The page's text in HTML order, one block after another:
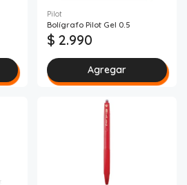
Pilot
Bolígrafo Pilot Gel 0.5
$ 2.990
Agregar